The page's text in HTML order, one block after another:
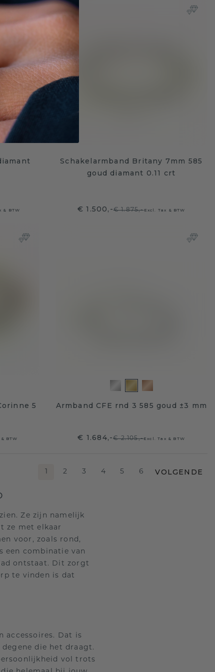
& BTW
Schakelarmband Britany 7mm 585
goud diamant 0.11 crt
€ 1.500,-€ 1.875,-Excl. Tax & BTW
5
BTW
Armband CFE rnd 3 585 goud ±3 mm
€ 1.684,-€ 2.105,-Excl. Tax & BTW
1 2 3 4 5 6 VOLGENDE
Ze zijn namelijk
ze met elkaar
voor, zoals rond,
een combinatie van
ontstaat. Dit zorgt
te vinden is dat
accessoires. Dat is
die het draagt.
vol trots